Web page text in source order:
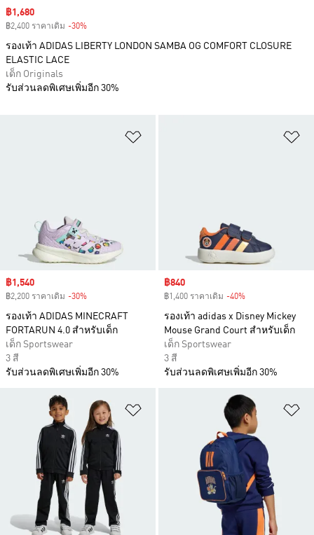
Sale price
฿1,540
฿2,200 ราคาเดิม -30%
รองเท้า ADIDAS MINECRAFT
FORTARUN 4.0 สำหรับเด็ก
เด็ก Sportswear
3 สี
รับส่วนลดพิเศษเพิ่มอีก 30%
Sale price
฿840
฿1,400 ราคาเดิม -40%
รองเท้า adidas x Disney Mickey
Mouse Grand Court สำหรับเด็ก
เด็ก Sportswear
3 สี
รับส่วนลดพิเศษเพิ่มอีก 30%
เพิ่มไปยังรายการสินค้าโปรด
Sale price
฿1,680
฿2,400 ราคาเดิม -30%
รองเท้า ADIDAS LIBERTY LONDON SAMBA OG COMFORT CLOSURE
ELASTIC LACE
เด็ก Originals
รับส่วนลดพิเศษเพิ่มอีก 30%